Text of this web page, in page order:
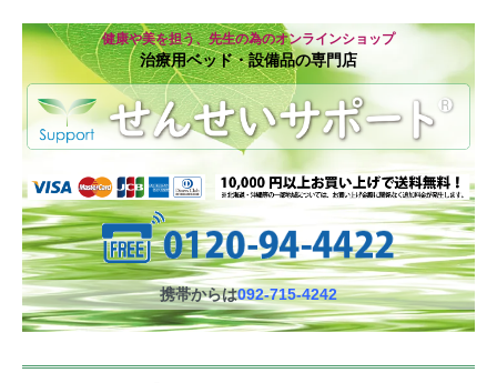
健康や美を担う、先生の為のオンラインショップ
治療用ベッド・設備品の専門店
携帯からは092-715-4242